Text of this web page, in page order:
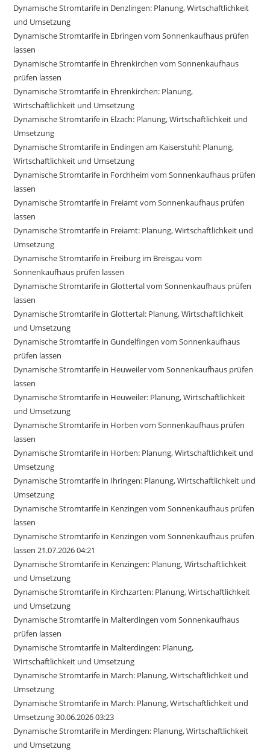
Dynamische Stromtarife in Denzlingen: Planung, Wirtschaftlichkeit
und Umsetzung
Dynamische Stromtarife in Ebringen vom Sonnenkaufhaus prüfen
lassen
Dynamische Stromtarife in Ehrenkirchen vom Sonnenkaufhaus
prüfen lassen
Dynamische Stromtarife in Ehrenkirchen: Planung,
Wirtschaftlichkeit und Umsetzung
Dynamische Stromtarife in Elzach: Planung, Wirtschaftlichkeit und
Umsetzung
Dynamische Stromtarife in Endingen am Kaiserstuhl: Planung,
Wirtschaftlichkeit und Umsetzung
Dynamische Stromtarife in Forchheim vom Sonnenkaufhaus prüfen
lassen
Dynamische Stromtarife in Freiamt vom Sonnenkaufhaus prüfen
lassen
Dynamische Stromtarife in Freiamt: Planung, Wirtschaftlichkeit und
Umsetzung
Dynamische Stromtarife in Freiburg im Breisgau vom
Sonnenkaufhaus prüfen lassen
Dynamische Stromtarife in Glottertal vom Sonnenkaufhaus prüfen
lassen
Dynamische Stromtarife in Glottertal: Planung, Wirtschaftlichkeit
und Umsetzung
Dynamische Stromtarife in Gundelfingen vom Sonnenkaufhaus
prüfen lassen
Dynamische Stromtarife in Heuweiler vom Sonnenkaufhaus prüfen
lassen
Dynamische Stromtarife in Heuweiler: Planung, Wirtschaftlichkeit
und Umsetzung
Dynamische Stromtarife in Horben vom Sonnenkaufhaus prüfen
lassen
Dynamische Stromtarife in Horben: Planung, Wirtschaftlichkeit und
Umsetzung
Dynamische Stromtarife in Ihringen: Planung, Wirtschaftlichkeit und
Umsetzung
Dynamische Stromtarife in Kenzingen vom Sonnenkaufhaus prüfen
lassen
Dynamische Stromtarife in Kenzingen vom Sonnenkaufhaus prüfen
lassen 21.07.2026 04:21
Dynamische Stromtarife in Kenzingen: Planung, Wirtschaftlichkeit
und Umsetzung
Dynamische Stromtarife in Kirchzarten: Planung, Wirtschaftlichkeit
und Umsetzung
Dynamische Stromtarife in Malterdingen vom Sonnenkaufhaus
prüfen lassen
Dynamische Stromtarife in Malterdingen: Planung,
Wirtschaftlichkeit und Umsetzung
Dynamische Stromtarife in March: Planung, Wirtschaftlichkeit und
Umsetzung
Dynamische Stromtarife in March: Planung, Wirtschaftlichkeit und
Umsetzung 30.06.2026 03:23
Dynamische Stromtarife in Merdingen: Planung, Wirtschaftlichkeit
und Umsetzung